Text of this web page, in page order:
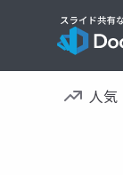
人気